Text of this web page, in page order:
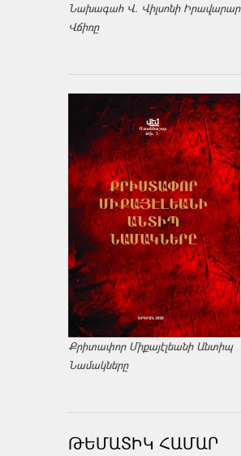
Նախագահ Վ. Վիլսոնի Իրավարար
Վճիռը
Քրիտափոր Միքայէլեանի Անտիպ
Նամակները
ԹԵՄԱՏԻԿ ՀԱՄԱՐ